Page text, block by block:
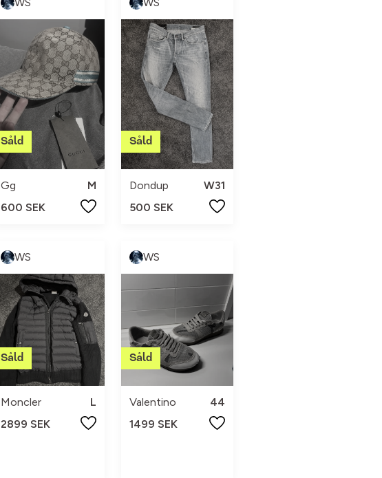
Gg
M
600 SEK
Dondup
W31
500 SEK
WS
Moncler
L
2899 SEK
WS
Valentino
44
1499 SEK